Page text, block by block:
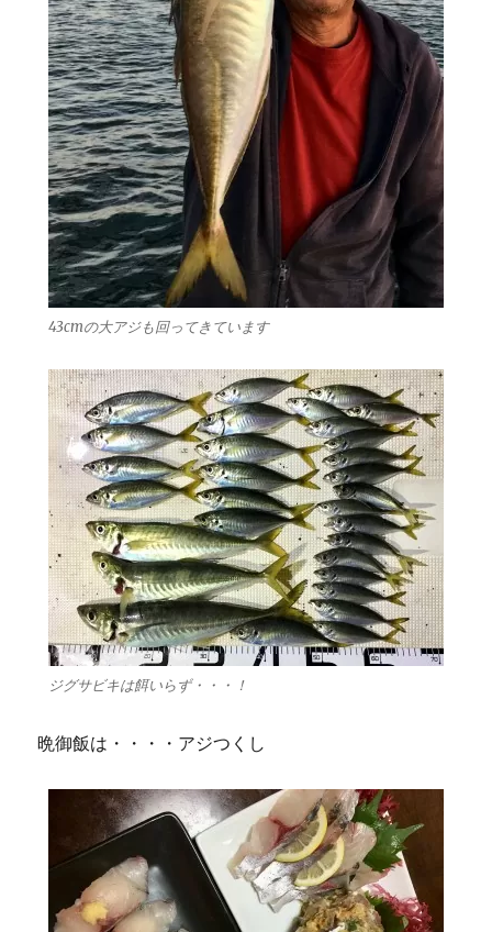
43cmの大アジも回ってきています
ジグサビキは餌いらず・・・！
晩御飯は・・・・アジつくし